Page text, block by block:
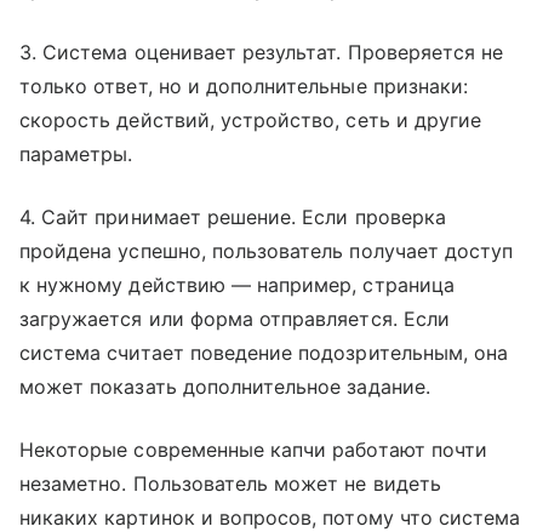
3. Система оценивает результат. Проверяется не
только ответ, но и дополнительные признаки:
скорость действий, устройство, сеть и другие
параметры.
4. Сайт принимает решение. Если проверка
пройдена успешно, пользователь получает доступ
к нужному действию — например, страница
загружается или форма отправляется. Если
система считает поведение подозрительным, она
может показать дополнительное задание.
Некоторые современные капчи работают почти
незаметно. Пользователь может не видеть
никаких картинок и вопросов, потому что система